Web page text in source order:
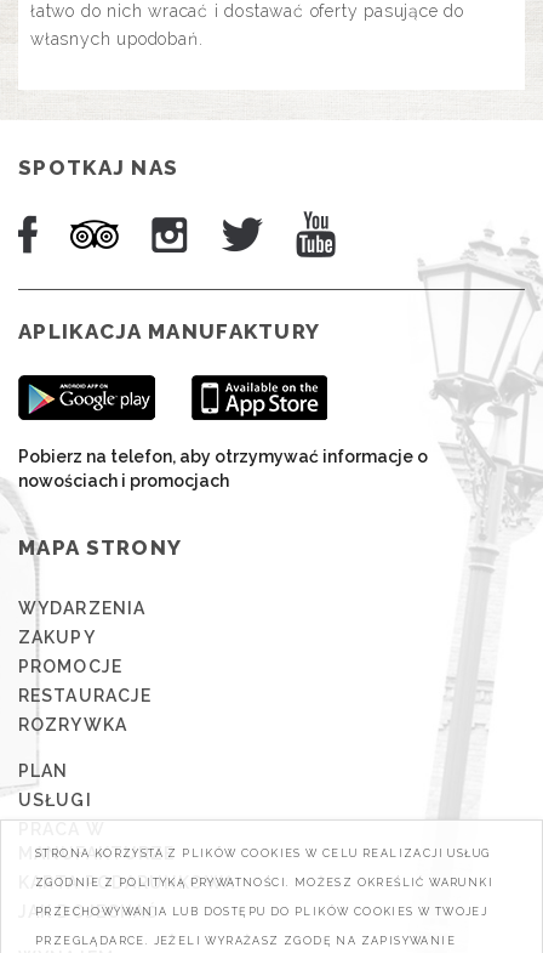
łatwo do nich wracać i dostawać oferty pasujące do
własnych upodobań.
SPOTKAJ NAS
APLIKACJA MANUFAKTURY
Pobierz na telefon, aby otrzymywać informacje o
nowościach i promocjach
MAPA STRONY
WYDARZENIA
ZAKUPY
PROMOCJE
RESTAURACJE
ROZRYWKA
PLAN
USŁUGI
MANUFAKTURZE
KARTA PODARUNKOWA
JAK DOJECHAĆ
STRONA KORZYSTA Z PLIKÓW COOKIES W CELU REALIZACJI USŁUG
ZGODNIE Z POLITYKĄ PRYWATNOŚCI. MOŻESZ OKREŚLIĆ WARUNKI
PRZECHOWYWANIA LUB DOSTĘPU DO PLIKÓW COOKIES W TWOJEJ
PRZEGLĄDARCE. JEŻELI WYRAŻASZ ZGODĘ NA ZAPISYWANIE